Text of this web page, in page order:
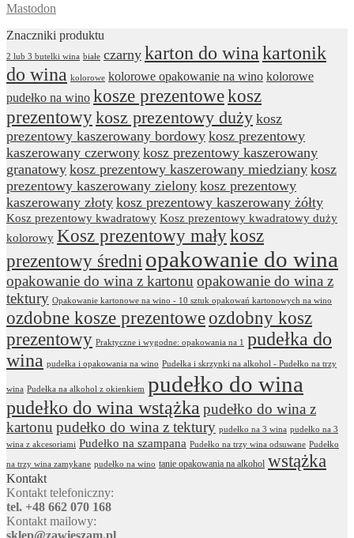
Mastodon
Znaczniki produktu
2 lub 3 butelki wina białe czarny karton do wina kartonik
do wina kolorowe kolorowe opakowanie na wino kolorowe
pudełko na wino kosze prezentowekosz
prezentowykosz prezentowy duży kosz
prezentowy kaszerowany bordowy kosz prezentowy
kaszerowany czerwony kosz prezentowy kaszerowany
granatowy kosz prezentowy kaszerowany miedziany kosz
prezentowy kaszerowany zielony kosz prezentowy
kaszerowany złoty kosz prezentowy kaszerowany żółty
Kosz prezentowy kwadratowy Kosz prezentowy kwadratowy duży
kolorowy Kosz prezentowy małykosz
prezentowy średni opakowanie do wina
opakowanie do wina z kartonu opakowanie do wina z
tektury Opakowanie kartonowe na wino - 10 sztuk opakowań kartonowych na wino
ozdobne kosze prezentoweozdobny kosz
prezentowy Praktyczne i wygodne: opakowania na 1
pudełka do
wina pudełka i opakowania na wino Pudełka i skrzynki na alkohol - Pudełko na trzy
wina Pudełka na alkohol z okienkiem pudełko do wina
pudełko do wina wstążka pudełko do wina z
kartonu pudełko do wina z tektury pudełko na 3 wina pudełko na 3
wina z akcesoriami Pudełko na szampana Pudełko na trzy wina odsuwane Pudełko
na trzy wina zamykane pudełko na wino tanie opakowania na alkohol wstążka
Kontakt
Kontakt telefoniczny:
tel. +48 662 070 168
Kontakt mailowy:
sklep@zawieszam.pl